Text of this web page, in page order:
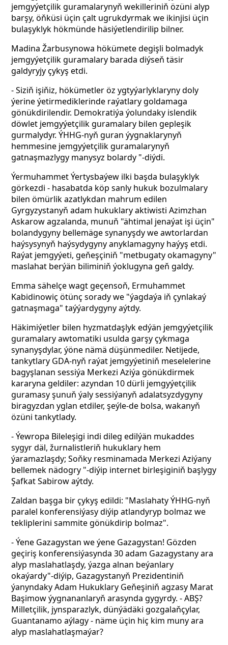
jemgyýetçilik guramalarynyň wekilleriniň özüni alyp
barşy, öňküsi üçin çalt ugrukdyrmak we ikinjisi üçin
bulaşyklyk hökmünde häsiýetlendirilip bilner.
Madina Žarbusynowa hökümete degişli bolmadyk
jemgyýetçilik guramalary barada diýseň täsir
galdyryjy çykyş etdi.
- Siziň işiňiz, hökümetler öz ygtyýarlyklaryny doly
ýerine ýetirmediklerinde raýatlary goldamaga
gönükdirilendir. Demokratiýa ýolundaky islendik
döwlet jemgyýetçilik guramalary bilen gepleşik
gurmalydyr. ÝHHG-nyň guran ýygnaklarynyň
hemmesine jemgyýetçilik guramalarynyň
gatnaşmazlygy manysyz bolardy "-diýdi.
Ýermuhammet Ýertysbaýew ilki başda bulaşyklyk
görkezdi - hasabatda köp sanly hukuk bozulmalary
bilen ömürlik azatlykdan mahrum edilen
Gyrgyzystanyň adam hukuklary aktiwisti Azimzhan
Askarow agzalanda, munuň "ähtimal jenaýat işi üçin"
bolandygyny bellemäge synanyşdy we awtorlardan
haýsysynyň haýsydygyny anyklamagyny haýyş etdi.
Raýat jemgyýeti, geňeşçiniň "metbugaty okamagyny"
maslahat berýän biliminiň ýoklugyna geň galdy.
Emma sähelçe wagt geçensoň, Ermuhammet
Kabidinowiç ötünç sorady we "ýagdaýa iň çynlakaý
gatnaşmaga" taýýardygyny aýtdy.
Häkimiýetler bilen hyzmatdaşlyk edýän jemgyýetçilik
guramalary awtomatiki usulda garşy çykmaga
synanyşdylar, ýöne nämä düşünmediler. Netijede,
tankytlary GDA-nyň raýat jemgyýetiniň meselelerine
bagyşlanan sessiýa Merkezi Aziýa gönükdirmek
kararyna geldiler: azyndan 10 dürli jemgyýetçilik
guramasy şunuň ýaly sessiýanyň adalatsyzdygyny
biragyzdan yglan etdiler, şeýle-de bolsa, wakanyň
özüni tankytlady.
- Ýewropa Bileleşigi indi dileg edilýän mukaddes
sygyr däl, žurnalistleriň hukuklary hem
ýaramazlaşdy; Soňky resminamada Merkezi Aziýany
bellemek nädogry "-diýip internet birleşiginiň başlygy
Şafkat Sabirow aýtdy.
Zaldan başga bir çykyş edildi: "Maslahaty ÝHHG-nyň
paralel konferensiýasy diýip atlandyryp bolmaz we
tekliplerini sammite gönükdirip bolmaz".
- Ýene Gazagystan we ýene Gazagystan! Gözden
geçiriş konferensiýasynda 30 adam Gazagystany ara
alyp maslahatlaşdy, ýazga alnan beýanlary
okaýardy"-diýip, Gazagystanyň Prezidentiniň
ýanyndaky Adam Hukuklary Geňeşiniň agzasy Marat
Başimow ýygnananlaryň arasynda gygyrdy. - ABŞ?
Milletçilik, jynsparazlyk, dünýädäki gozgalaňçylar,
Guantanamo aýlagy - näme üçin hiç kim muny ara
alyp maslahatlaşmaýar?